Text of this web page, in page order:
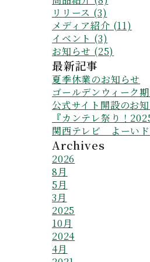
リリース (3)
メディア紹介 (11)
イベント (3)
お知らせ (25)
最新記事
夏季休業のお知らせ
ゴールデンウィーク
公式サイト開設のお
『カンテレ祭り！
関西テレビ よーいド
Archives
2026
8月
5月
3月
2025
10月
2024
4月